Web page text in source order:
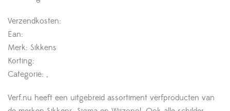
Verzendkosten:
Ean:
Merk: Sikkens
Korting:
Categorie: ,
Verf.nu heeft een uitgebreid assortiment verfproducten van